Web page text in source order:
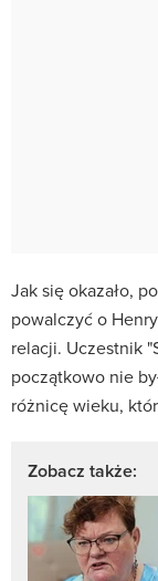
Jak się okazało,
powalczyć o
relacji. Uczestnik
początkowo nie
różnicę wieku,
Zobacz także: